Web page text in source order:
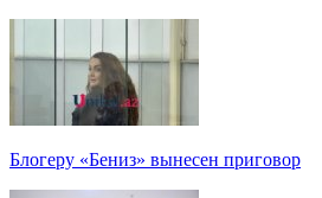
Блогеру «Бениз» вынесен приговор